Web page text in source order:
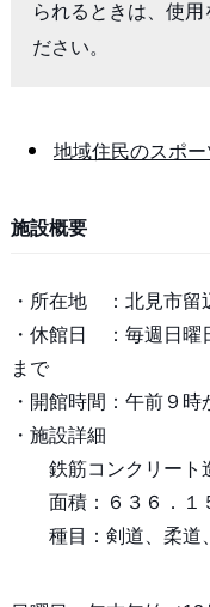
られるときは、使用
ださい。
地域住民のスポ
施設概要
・所在地 ：北見市留
・休館日 ：毎週日曜
まで
・開館時間：午前９
・施設詳細
鉄筋コンクリート
面積：６３６．１
種目：剣道、柔道